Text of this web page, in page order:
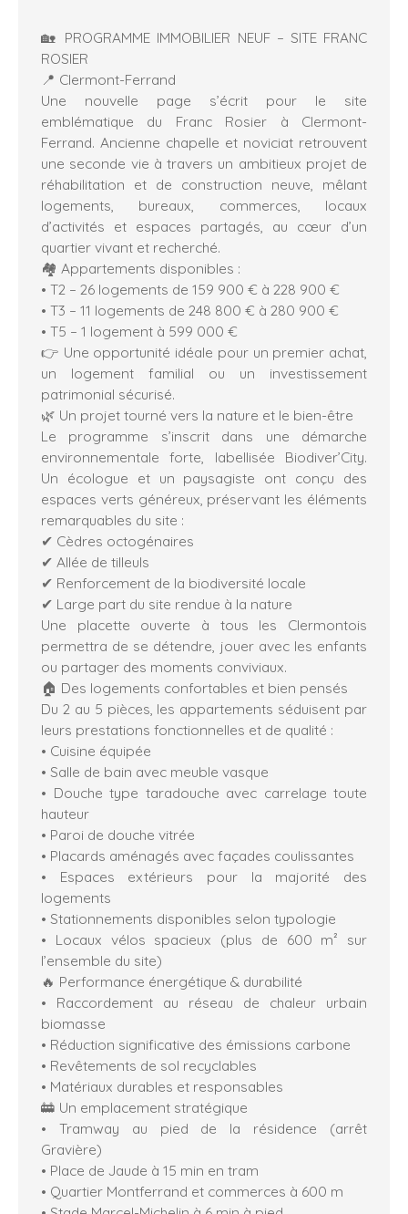
🏡 PROGRAMME IMMOBILIER NEUF – SITE FRANC
ROSIER
📍 Clermont-Ferrand
Une nouvelle page s’écrit pour le site
emblématique du Franc Rosier à Clermont-
Ferrand. Ancienne chapelle et noviciat retrouvent
une seconde vie à travers un ambitieux projet de
réhabilitation et de construction neuve, mêlant
logements, bureaux, commerces, locaux
d’activités et espaces partagés, au cœur d’un
quartier vivant et recherché.
🏘️ Appartements disponibles :
• T2 – 26 logements de 159 900 € à 228 900 €
• T3 – 11 logements de 248 800 € à 280 900 €
• T5 – 1 logement à 599 000 €
👉 Une opportunité idéale pour un premier achat,
un logement familial ou un investissement
patrimonial sécurisé.
🌿 Un projet tourné vers la nature et le bien-être
Le programme s’inscrit dans une démarche
environnementale forte, labellisée Biodiver’City.
Un écologue et un paysagiste ont conçu des
espaces verts généreux, préservant les éléments
remarquables du site :
✔ Cèdres octogénaires
✔ Allée de tilleuls
✔ Renforcement de la biodiversité locale
✔ Large part du site rendue à la nature
Une placette ouverte à tous les Clermontois
permettra de se détendre, jouer avec les enfants
ou partager des moments conviviaux.
🏠 Des logements confortables et bien pensés
Du 2 au 5 pièces, les appartements séduisent par
leurs prestations fonctionnelles et de qualité :
• Cuisine équipée
• Salle de bain avec meuble vasque
• Douche type taradouche avec carrelage toute
hauteur
• Paroi de douche vitrée
• Placards aménagés avec façades coulissantes
• Espaces extérieurs pour la majorité des
logements
• Stationnements disponibles selon typologie
• Locaux vélos spacieux (plus de 600 m² sur
l’ensemble du site)
🔥 Performance énergétique & durabilité
• Raccordement au réseau de chaleur urbain
biomasse
• Réduction significative des émissions carbone
• Revêtements de sol recyclables
• Matériaux durables et responsables
🚋 Un emplacement stratégique
• Tramway au pied de la résidence (arrêt
Gravière)
• Place de Jaude à 15 min en tram
• Quartier Montferrand et commerces à 600 m